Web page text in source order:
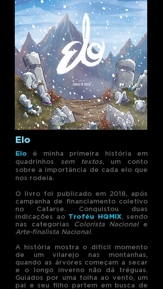
Elo
Elo é minha primeira história em
quadrinhos sem textos, um conto
sobre a importância de cada elo que
nos rodeia.
O livro foi publicado em 2018, após
campanha de financiamento coletivo
no Catarse. Conquistou duas
indicações ao Troféu HQMIX, sendo
nas categorias
Colorista Nacionale
Arte-finalista Nacional.
A história mostra o difícil momento
de um vilarejo nas montanhas,
quando as árvores começam a secar
e o longo inverno não dá tréguas.
Guiados por uma folha ao vento, um
pai e seu filho partem em busca de